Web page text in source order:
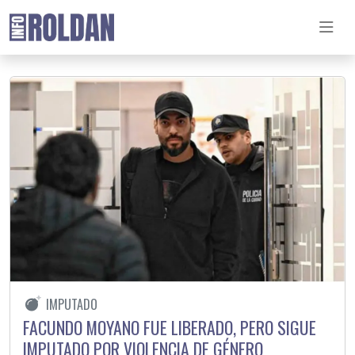
IMPUTADO
FACUNDO MOYANO FUE LIBERADO, PERO SIGUE
IMPUTADO POR VIOLENCIA DE GÉNERO